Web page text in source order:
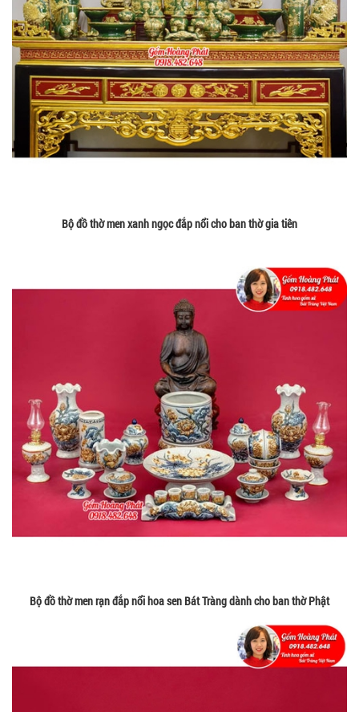
Bộ đồ thờ men xanh ngọc đắp nổi cho ban thờ gia tiên
Bộ đồ thờ men rạn đắp nổi hoa sen Bát Tràng dành cho ban thờ Phật